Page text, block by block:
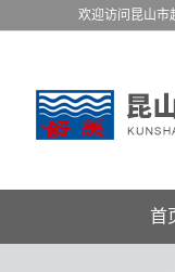
欢迎访问昆山市
首